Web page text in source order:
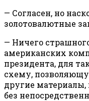
— Согласен, но
золотовалютные
— Ничего
американских
президента, для
схему,
другие
без